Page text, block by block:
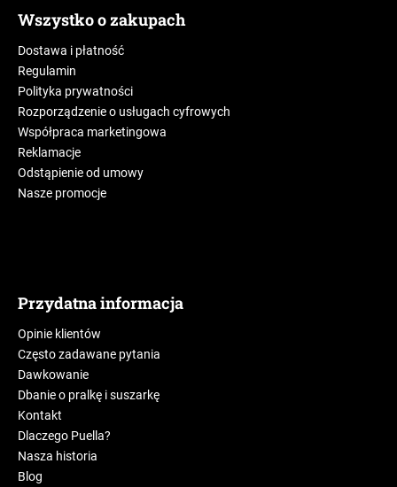
Wszystko o zakupach
Dostawa i płatność
Regulamin
Polityka prywatności
Rozporządzenie o usługach cyfrowych
Współpraca marketingowa
Reklamacje
Odstąpienie od umowy
Nasze promocje
Przydatna informacja
Opinie klientów
Często zadawane pytania
Dawkowanie
Dbanie o pralkę i suszarkę
Kontakt
Dlaczego Puella?
Nasza historia
Blog